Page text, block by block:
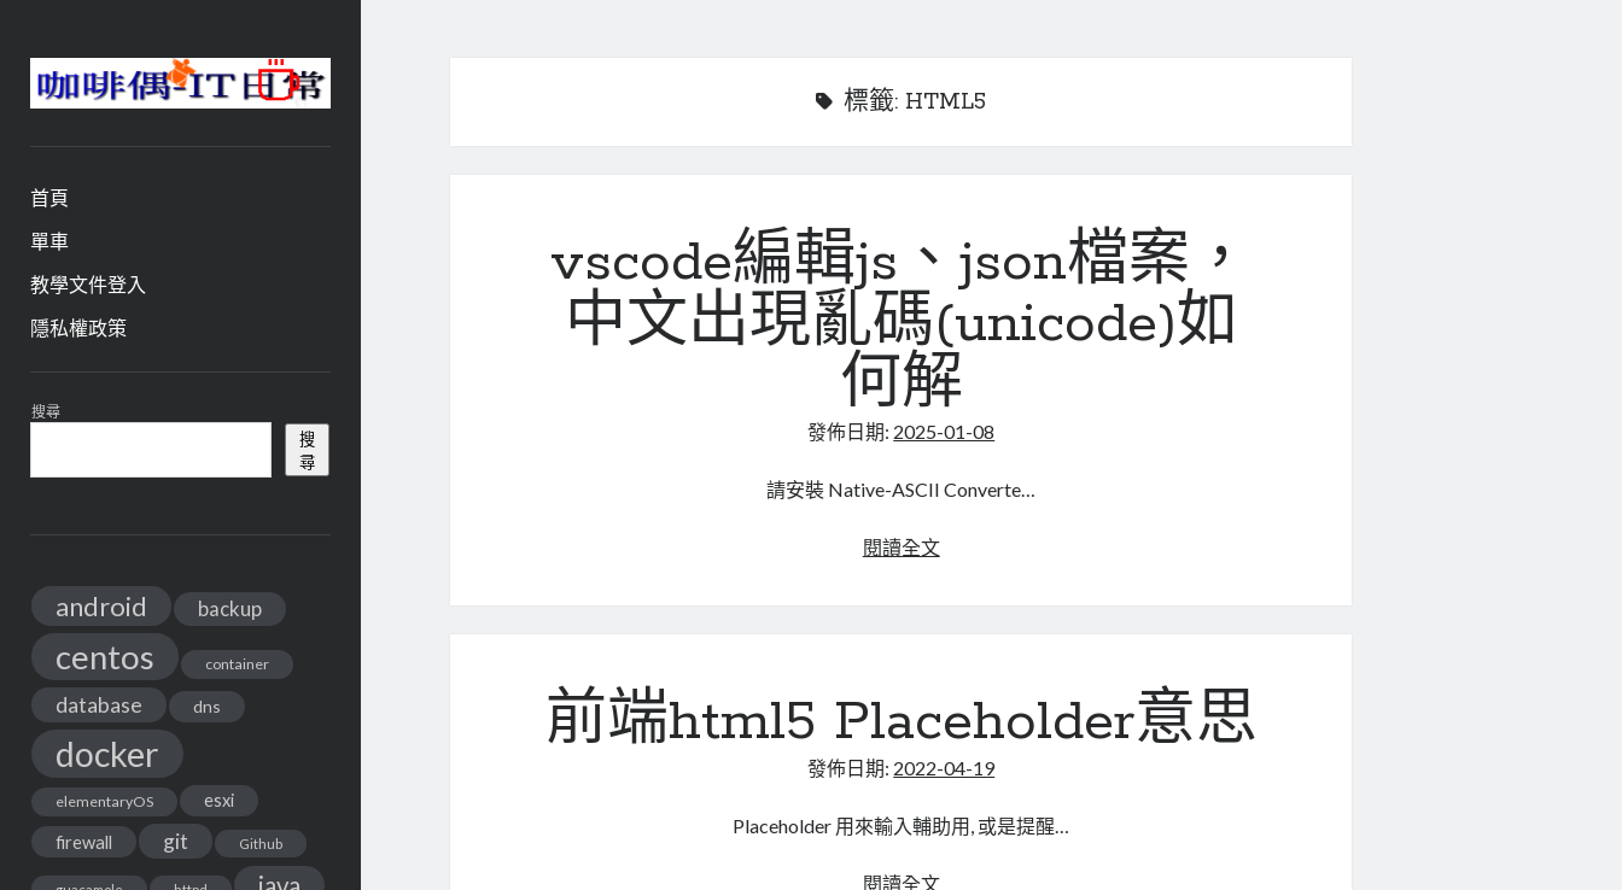
咖
啡
與
IT
日
常
首頁
單車
教學文件登入
隱私權政策
資
訊
欄
搜尋
搜
尋
android backup
centos container
database dns
docker
elementaryOS esxi
firewall git Github
標籤: HTML5
vscode編輯js、json檔案，
中文出現亂碼(unicode)如
何解
發佈日期: 2025-01-08
請安裝 Native-ASCII Converte…
閱讀全文vscode
案，
文
現
前端html5 Placeholder意思
發佈日期: 2022-04-19
Placeholder 用來輸入輔助用, 或是提醒…
閱讀全文前